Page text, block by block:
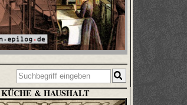
KÜCHE & HAUSHALT